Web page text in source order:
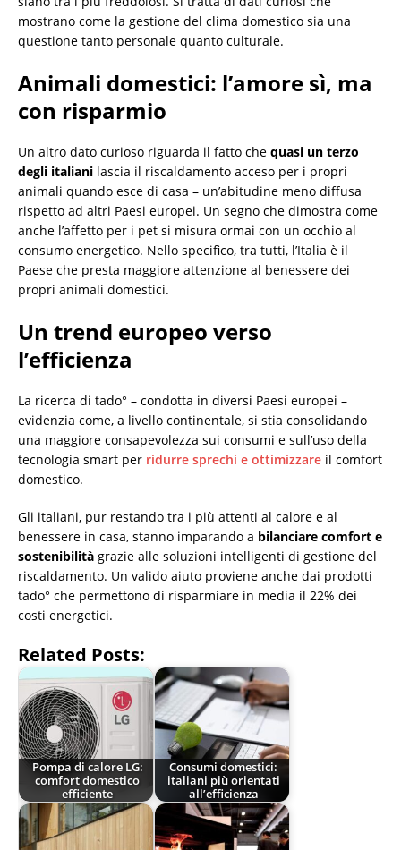
mostrano come la gestione del clima domestico sia una
questione tanto personale quanto culturale.
Animali domestici: l’amore sì, ma
con risparmio
Un altro dato curioso riguarda il fatto che quasi un terzo
degli italiani lascia il riscaldamento acceso per i propri
animali quando esce di casa – un’abitudine meno diffusa
rispetto ad altri Paesi europei. Un segno che dimostra come
anche l’affetto per i pet si misura ormai con un occhio al
consumo energetico. Nello specifico, tra tutti, l’Italia è il
Paese che presta maggiore attenzione al benessere dei
propri animali domestici.
Un trend europeo verso
l’efficienza
La ricerca di tado° – condotta in diversi Paesi europei –
evidenzia come, a livello continentale, si stia consolidando
una maggiore consapevolezza sui consumi e sull’uso della
tecnologia smart per ridurre sprechi e ottimizzare il comfort
domestico.
Gli italiani, pur restando tra i più attenti al calore e al
benessere in casa, stanno imparando a bilanciare comfort e
sostenibilità grazie alle soluzioni intelligenti di gestione del
riscaldamento. Un valido aiuto proviene anche dai prodotti
tado° che permettono di risparmiare in media il 22% dei
costi energetici.
Related Posts:
Pompa di calore LG:
comfort domestico
efficiente
Consumi domestici:
italiani più orientati
all’efficienza